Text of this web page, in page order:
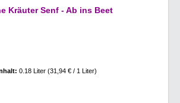
Kräuter Senf - Ab ins Beet
0.18 Liter (31,94 € / 1 Liter)